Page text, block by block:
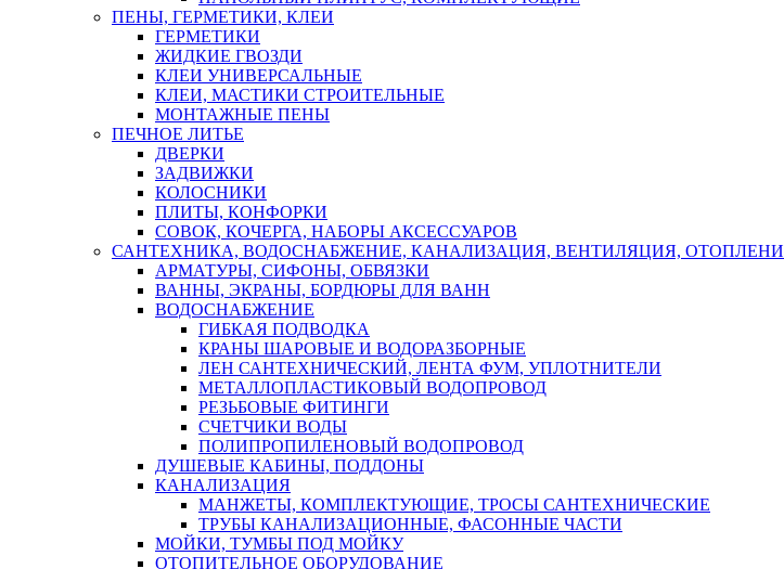
ПЕНЫ, ГЕРМЕТИКИ, КЛЕИ
ГЕРМЕТИКИ
ЖИДКИЕ ГВОЗДИ
КЛЕИ УНИВЕРСАЛЬНЫЕ
КЛЕИ, МАСТИКИ СТРОИТЕЛЬНЫЕ
МОНТАЖНЫЕ ПЕНЫ
ПЕЧНОЕ ЛИТЬЕ
ДВЕРКИ
ЗАДВИЖКИ
КОЛОСНИКИ
ПЛИТЫ, КОНФОРКИ
СОВОК, КОЧЕРГА, НАБОРЫ АКСЕССУАРОВ
САНТЕХНИКА, ВОДОСНАБЖЕНИЕ, КАНАЛИЗАЦИЯ, ВЕНТИЛЯЦИЯ, ОТОПЛЕНИ
АРМАТУРЫ, СИФОНЫ, ОБВЯЗКИ
ВАННЫ, ЭКРАНЫ, БОРДЮРЫ ДЛЯ ВАНН
ВОДОСНАБЖЕНИЕ
ГИБКАЯ ПОДВОДКА
КРАНЫ ШАРОВЫЕ И ВОДОРАЗБОРНЫЕ
ЛЕН САНТЕХНИЧЕСКИЙ, ЛЕНТА ФУМ, УПЛОТНИТЕЛИ
МЕТАЛЛОПЛАСТИКОВЫЙ ВОДОПРОВОД
РЕЗЬБОВЫЕ ФИТИНГИ
СЧЕТЧИКИ ВОДЫ
ПОЛИПРОПИЛЕНОВЫЙ ВОДОПРОВОД
ДУШЕВЫЕ КАБИНЫ, ПОДДОНЫ
КАНАЛИЗАЦИЯ
МАНЖЕТЫ, КОМПЛЕКТУЮЩИЕ, ТРОСЫ САНТЕХНИЧЕСКИЕ
ТРУБЫ КАНАЛИЗАЦИОННЫЕ, ФАСОННЫЕ ЧАСТИ
МОЙКИ, ТУМБЫ ПОД МОЙКУ
ОТОПИТЕЛЬНОЕ ОБОРУДОВАНИЕ